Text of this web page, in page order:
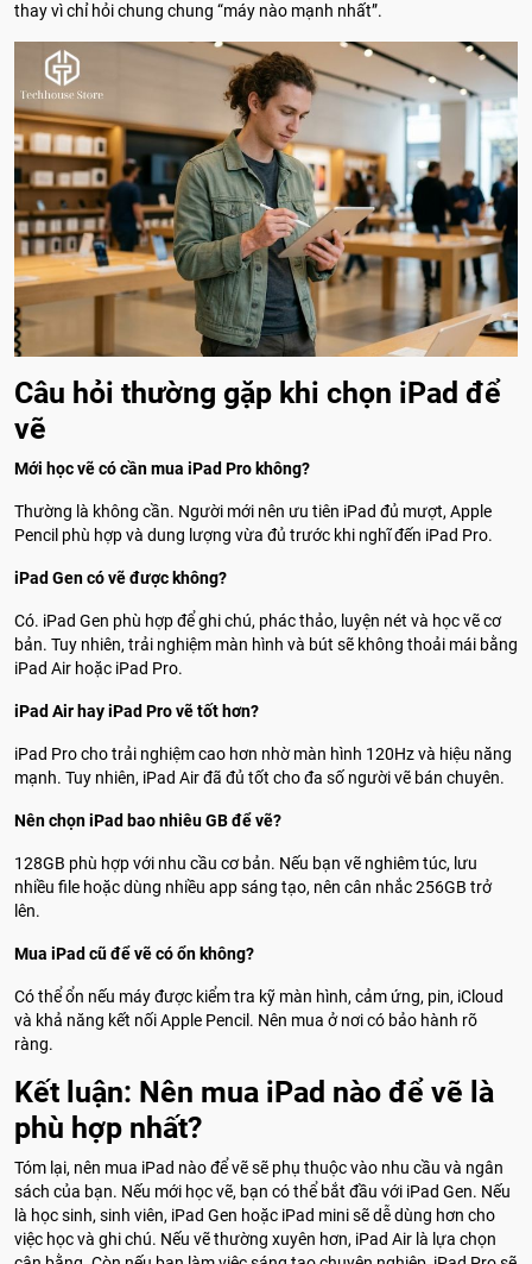
thay vì chỉ hỏi chung chung “máy nào mạnh nhất”.
Câu hỏi thường gặp khi chọn iPad để
vẽ
Mới học vẽ có cần mua iPad Pro không?
Thường là không cần. Người mới nên ưu tiên iPad đủ mượt, Apple
Pencil phù hợp và dung lượng vừa đủ trước khi nghĩ đến iPad Pro.
iPad Gen có vẽ được không?
Có. iPad Gen phù hợp để ghi chú, phác thảo, luyện nét và học vẽ cơ
bản. Tuy nhiên, trải nghiệm màn hình và bút sẽ không thoải mái bằng
iPad Air hoặc iPad Pro.
iPad Air hay iPad Pro vẽ tốt hơn?
iPad Pro cho trải nghiệm cao hơn nhờ màn hình 120Hz và hiệu năng
mạnh. Tuy nhiên, iPad Air đã đủ tốt cho đa số người vẽ bán chuyên.
Nên chọn iPad bao nhiêu GB để vẽ?
128GB phù hợp với nhu cầu cơ bản. Nếu bạn vẽ nghiêm túc, lưu
nhiều file hoặc dùng nhiều app sáng tạo, nên cân nhắc 256GB trở
lên.
Mua iPad cũ để vẽ có ổn không?
Có thể ổn nếu máy được kiểm tra kỹ màn hình, cảm ứng, pin, iCloud
và khả năng kết nối Apple Pencil. Nên mua ở nơi có bảo hành rõ
ràng.
Kết luận: Nên mua iPad nào để vẽ là
phù hợp nhất?
Tóm lại, nên mua iPad nào để vẽ sẽ phụ thuộc vào nhu cầu và ngân
sách của bạn. Nếu mới học vẽ, bạn có thể bắt đầu với iPad Gen. Nếu
là học sinh, sinh viên, iPad Gen hoặc iPad mini sẽ dễ dùng hơn cho
việc học và ghi chú. Nếu vẽ thường xuyên hơn, iPad Air là lựa chọn